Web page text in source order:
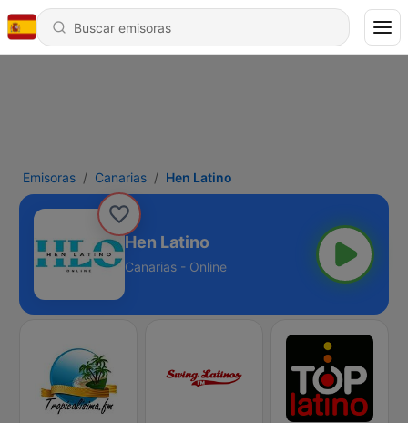
Emisoras Canarias Hen Latino
Hen Latino
Canarias - Online